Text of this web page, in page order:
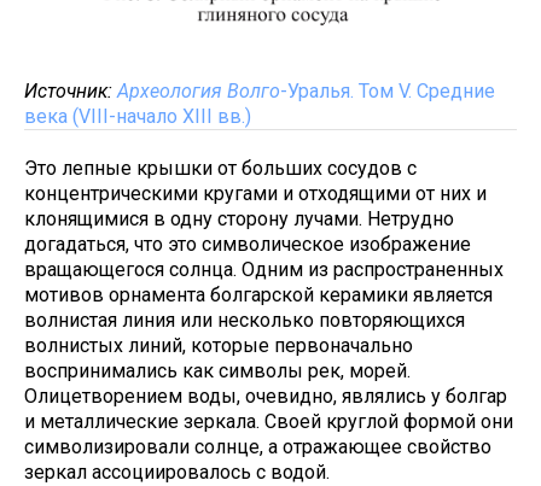
Источник:Археология Волго-Уралья. Том V. Средние
века (VIII-начало XIII вв.)
Это лепные крышки от больших сосудов с
концентрическими кругами и отходящими от них и
клонящимися в одну сторону лучами. Нетрудно
догадаться, что это символическое изображение
вращающегося солнца. Одним из распространенных
мотивов орнамента болгарской керамики является
волнистая линия или несколько повторяющихся
волнистых линий, которые первоначально
воспринимались как символы рек, морей.
Олицетворением воды, очевидно, являлись у болгар
и металлические зеркала. Своей круглой формой они
символизировали солнце, а отражающее свойство
зеркал ассоциировалось с водой.